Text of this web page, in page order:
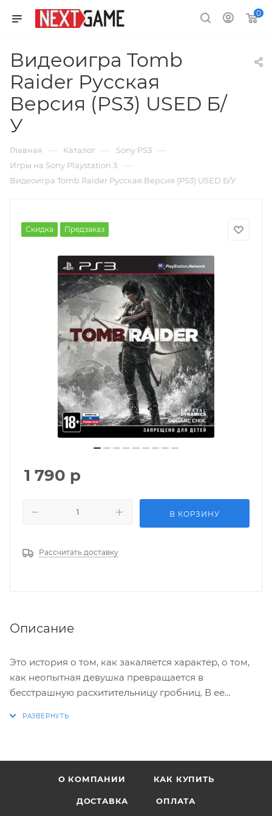
0
Видеоигра Tomb
Raider Русская
Версия (PS3) USED Б/
У
Главная — Каталог — Sony PS3 —
Игры на Sony Playstation 3 —
Видеоигра Tomb Raider Русская Версия (PS3) USED Б/У
Скидка Предзаказ
1 790 р
В КОРЗИНУ
Рассчитать доставку
Описание
Это история о том, как закаляется характер, о том,
как неопытная девушка превращается в
бесстрашную расхитительницу гробниц. В ее
испытания на пределе человеческих возможностей,
она превратится в отчаянную искательницу
О КОМПАНИИ КАК КУПИТЬ
ДОСТАВКА ОПЛАТА